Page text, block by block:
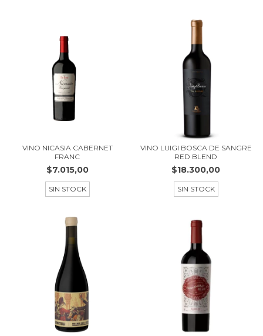
VINO NICASIA CABERNET
FRANC
$7.015,00
SIN STOCK
VINO LUIGI BOSCA DE SANGRE
RED BLEND
$18.300,00
SIN STOCK